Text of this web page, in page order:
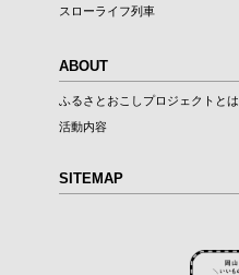
スローライフ列車
ABOUT
ふるさとおこしプロジェクトとは
活動内容
SITEMAP